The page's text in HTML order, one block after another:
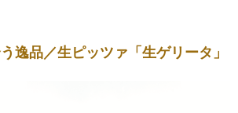
逸品／生ピッツァ「生ゲリータ」